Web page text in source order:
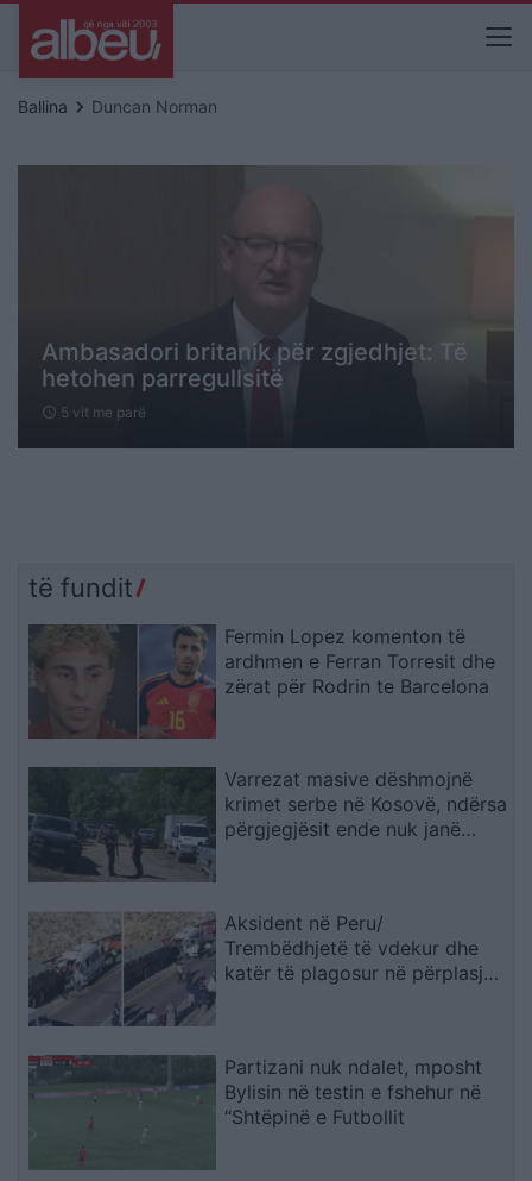
Ballina keyboard_arrow_right Duncan Norman
Ambasadori britanik për zgjedhjet: Të
hetohen parregullsitë
schedule 5 vit me parë
të fundit
Fermin Lopez komenton të
ardhmen e Ferran Torresit dhe
zërat për Rodrin te Barcelona
Varrezat masive dëshmojnë
krimet serbe në Kosovë, ndërsa
përgjegjësit ende nuk janë
Aksident në Peru/
Trembëdhjetë të vdekur dhe
katër të plagosur në përplasjen
Partizani nuk ndalet, mposht
Bylisin në testin e fshehur në
“Shtëpinë e Futbollit